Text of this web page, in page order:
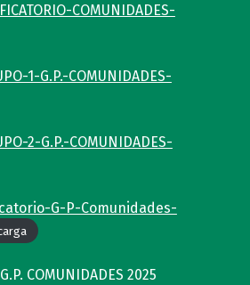
COMUNIDADES-
1-G.P.-COMUNIDADES-
2-G.P.-COMUNIDADES-
G-P-Comunidades-
COMUNIDADES 2025